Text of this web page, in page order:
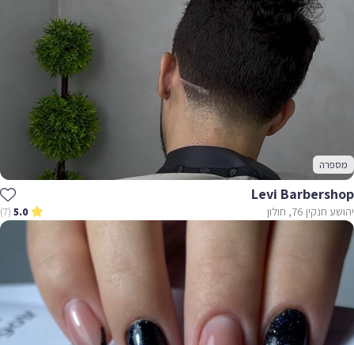
מספרה
Levi Barbershop
יהושע חנקין 76, חולון 5.0
(7)